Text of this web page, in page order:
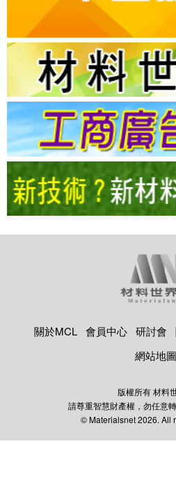
關於MCL 會員中心 研討會
網站地圖
版權所有 材料
請尊重智慧財產權，勿任意
© Materialsnet 2026. All